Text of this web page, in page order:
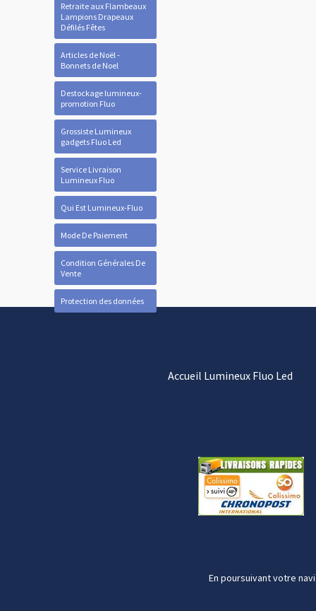
Retraite aux Flambeaux
Lampions Drapeaux
Défilés Fêtes
Articles de Noël -
Bonnets de Noel
Destockage lumineux-
promotion Fluo
Grossiste Lumineux
gadgets Fluo Led
Service Livraison
Lumineux Fluo
Qui Est Lumineux-Fluo
Mode De Paiement
Condition Générales De
Vente
Protection des données
Accueil Lumineux Fluo Led
En poursuivant votre